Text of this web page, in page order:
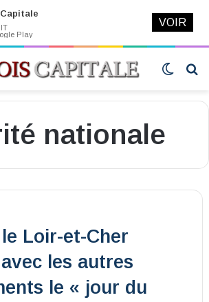
Switch
nationale
Loir-et-Cher
les autres
le « jour du
Play
VOIR